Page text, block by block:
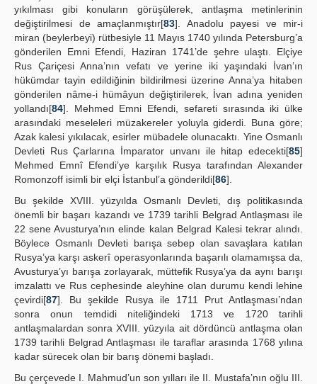
yıkılması gibi konuların görüşülerek, antlaşma metinlerinin
değiştirilmesi de amaçlanmıştır[83]. Anadolu payesi ve mir-i
miran (beylerbeyi) rütbesiyle 11 Mayıs 1740 yılında Petersburg’a
gönderilen Emni Efendi, Haziran 1741’de şehre ulaştı. Elçiye
Rus Çariçesi Anna’nın vefatı ve yerine iki yaşındaki İvan’ın
hükümdar tayin edildiğinin bildirilmesi üzerine Anna’ya hitaben
gönderilen nâme-i hümâyun değiştirilerek, İvan adına yeniden
yollandı[84]. Mehmed Emni Efendi, sefareti sırasında iki ülke
arasındaki meseleleri müzakereler yoluyla giderdi. Buna göre;
Azak kalesi yıkılacak, esirler mübadele olunacaktı. Yine Osmanlı
Devleti Rus Çarlarına İmparator unvanı ile hitap edecekti[85]
Mehmed Emnî Efendi’ye karşılık Rusya tarafından Alexander
Romonzoff isimli bir elçi İstanbul’a gönderildi[86].
Bu şekilde XVIII. yüzyılda Osmanlı Devleti, dış politikasında
önemli bir başarı kazandı ve 1739 tarihli Belgrad Antlaşması ile
22 sene Avusturya’nın elinde kalan Belgrad Kalesi tekrar alındı.
Böylece Osmanlı Devleti barışa sebep olan savaşlara katılan
Rusya’ya karşı askerî operasyonlarında başarılı olamamışsa da,
Avusturya’yı barışa zorlayarak, müttefik Rusya’ya da aynı barışı
imzalattı ve Rus cephesinde aleyhine olan durumu kendi lehine
çevirdi[87]. Bu şekilde Rusya ile 1711 Prut Antlaşması’ndan
sonra onun temdidi niteliğindeki 1713 ve 1720 tarihli
antlaşmalardan sonra XVIII. yüzyıla ait dördüncü antlaşma olan
1739 tarihli Belgrad Antlaşması ile taraflar arasında 1768 yılına
kadar sürecek olan bir barış dönemi başladı.
Bu çerçevede I. Mahmud’un son yılları ile II. Mustafa’nın oğlu III.